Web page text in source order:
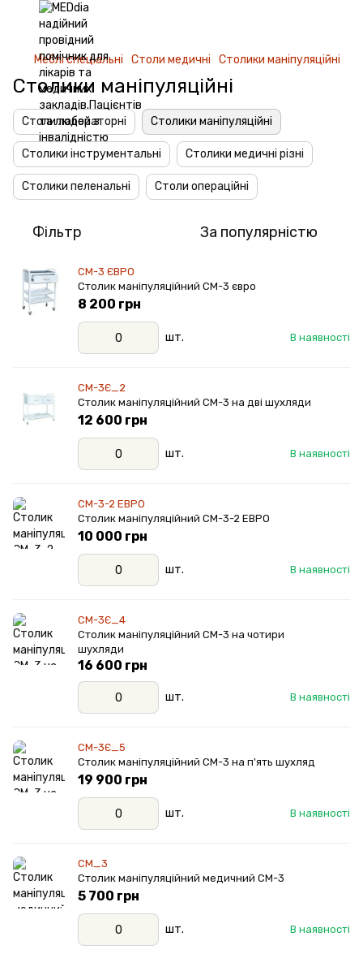
Меблі спеціальні Столи медичні Столики маніпуляційні
Столики маніпуляційні
Столи лабораторні Столики маніпуляційні
Столики інструментальні Столики медичні різні
Столики пеленальні Столи операційні
Фільтр За популярністю
СМ-3 ЄВРО
Столик маніпуляційний СМ-3 євро
В наявності
8 200 грн
шт.
СМ-3Є_2
Столик маніпуляційний СМ-3 на дві шухляди
В наявності
12 600 грн
шт.
СМ-3-2 ЕВРО
Столик маніпуляційний СМ-3-2 ЕВРО
В наявності
10 000 грн
шт.
СМ-3Є_4
Столик маніпуляційний СМ-3 на чотири
шухляди
В наявності
16 600 грн
шт.
СМ-3Є_5
Столик маніпуляційний СМ-3 на п'ять шухляд
В наявності
19 900 грн
шт.
СМ_3
Столик маніпуляційний медичний СМ-3
В наявності
5 700 грн
шт.